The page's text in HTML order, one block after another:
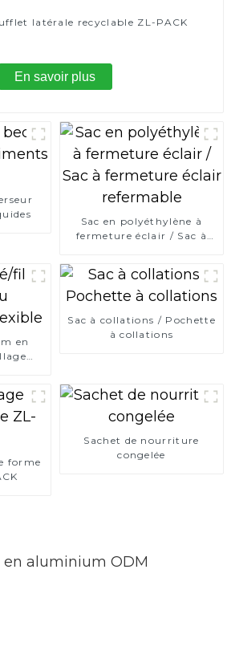
latérale recyclable ZL-PACK
En savoir plus
Sac en polyéthylène à
fermeture éclair / Sac à
en
Sac à collations / Pochette
à collations
forme
Sachet de nourriture
congelée